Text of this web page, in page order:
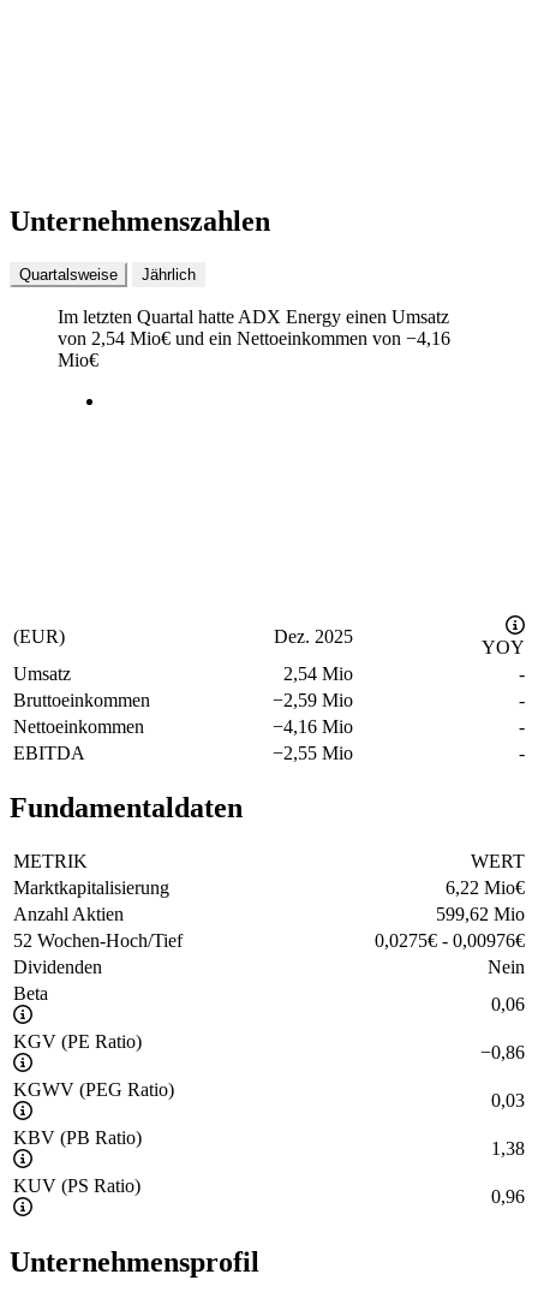
Unternehmenszahlen
Quartalsweise Jährlich
Im letzten Quartal hatte ADX Energy einen Umsatz
von 2,54 Mio€ und ein Nettoeinkommen von −4,16
Mio€
(EUR) Dez. 2025
YOY
Umsatz
2,54 Mio
-
Bruttoeinkommen
−2,59 Mio
-
Nettoeinkommen
−4,16 Mio
-
EBITDA
−2,55 Mio -
Fundamentaldaten
METRIK
WERT
Marktkapitalisierung
6,22 Mio€
Anzahl Aktien
599,62 Mio
52 Wochen-Hoch/Tief
0,0275€ - 0,00976€
Dividenden
Nein
Beta
0,06
KGV (PE Ratio)
−0,86
KGWV (PEG Ratio)
0,03
KBV (PB Ratio)
1,38
KUV (PS Ratio)
0,96
Unternehmensprofil